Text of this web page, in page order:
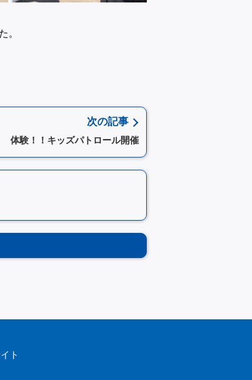
。
次の記事
体験！！キッズパトロール開催
ト